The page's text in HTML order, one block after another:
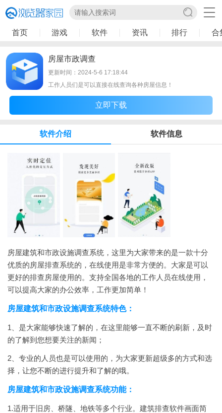
首页 游戏 软件 资讯 排行 合
房屋市政调查
更新时间：2024-5-6 17:18:44
工作人员们是可以直接在线查询各种房屋信息！
立即下载
软件介绍 软件信息
房屋建筑和市政设施调查系统，这里为大家带来的是一款十分
优质的房屋排查系统的，在线使用是非常方便的。大家是可以
更好的排查房屋使用的。支持全国各地的工作人员在线使用，
可以提高大家的办公效率，工作更加简单！
房屋建筑和市政设施调查系统特色：
1、是大家能够快速了解的，在这里能够一直不断的刷新，及时
的了解到您想要关注的新闻；
2、专业的人员也是可以使用的，为大家更新超级多的方式和选
择，让您不断的进行提升和了解的哦。
房屋建筑和市政设施调查系统功能：
1.适用于旧房、桥隧、地铁等多个行业。建筑排查软件画面简